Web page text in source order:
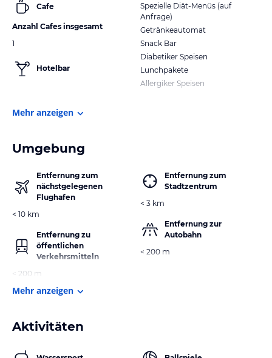
Cafe
Anzahl Cafes insgesamt
1
Hotelbar
Spezielle Diät-Menüs (auf
Anfrage)
Getränkeautomat
Snack Bar
Diabetiker Speisen
Lunchpakete
Allergiker Speisen
Mehr anzeigen
Umgebung
Entfernung zum
nächstgelegenen
Flughafen
< 10 km
Entfernung zu
öffentlichen
Verkehrsmitteln
< 200 m
Entfernung zum
Stadtzentrum
< 3 km
Entfernung zur
Autobahn
< 200 m
Mehr anzeigen
Aktivitäten